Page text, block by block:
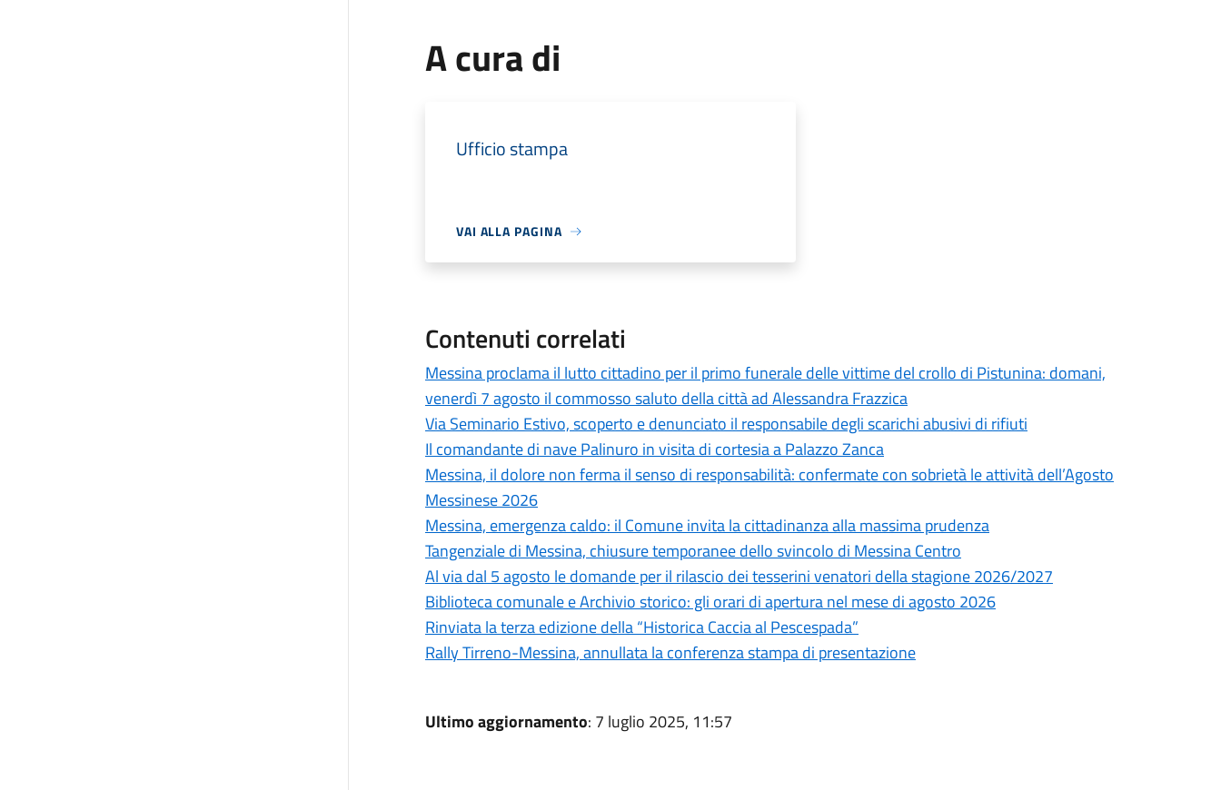
A cura di
Ufficio stampa
VAI ALLA PAGINA
Contenuti correlati
Messina proclama il lutto cittadino per il primo funerale delle vittime del crollo di Pistunina: domani,
venerdì 7 agosto il commosso saluto della città ad Alessandra Frazzica
Via Seminario Estivo, scoperto e denunciato il responsabile degli scarichi abusivi di rifiuti
Il comandante di nave Palinuro in visita di cortesia a Palazzo Zanca
Messina, il dolore non ferma il senso di responsabilità: confermate con sobrietà le attività dell’Agosto
Messinese 2026
Messina, emergenza caldo: il Comune invita la cittadinanza alla massima prudenza
Tangenziale di Messina, chiusure temporanee dello svincolo di Messina Centro
Al via dal 5 agosto le domande per il rilascio dei tesserini venatori della stagione 2026/2027
Biblioteca comunale e Archivio storico: gli orari di apertura nel mese di agosto 2026
Rinviata la terza edizione della “Historica Caccia al Pescespada”
Rally Tirreno-Messina, annullata la conferenza stampa di presentazione
Ultimo aggiornamento: 7 luglio 2025, 11:57